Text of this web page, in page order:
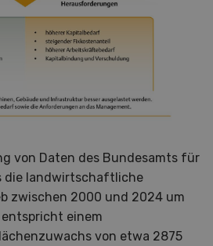
von Daten des Bundesamts für
die landwirtschaftliche
zwischen 2000 und 2024 um
entspricht einem
von etwa 2875